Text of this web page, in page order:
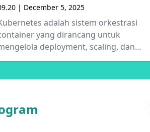
| December 5, 2025
adalah sistem orkestrasi
yang dirancang untuk
deployment, scaling, dan
aplikasi berbasis container
developer untuk
secara konsisten, baik di
cloud maupun on-premise. Artikel ini